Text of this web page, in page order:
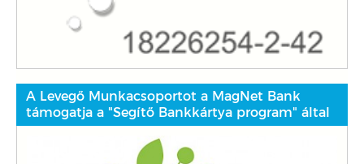
A Levegő Munkacsoportot a MagNet Bank
támogatja a "Segítő Bankkártya program" által